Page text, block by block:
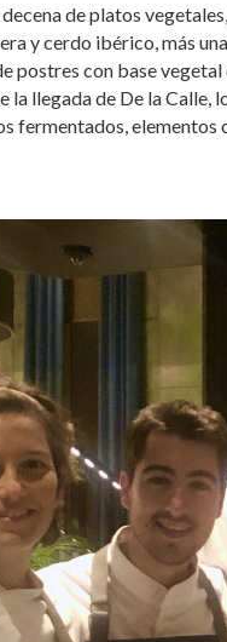
de platos
y cerdo ibérico, más
postres con base
la llegada de De la
fermentados, elementos